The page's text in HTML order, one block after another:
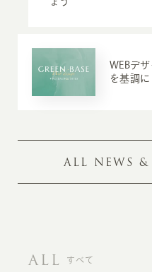
WEBデ
を基調
ALL NEWS
ALL すべて